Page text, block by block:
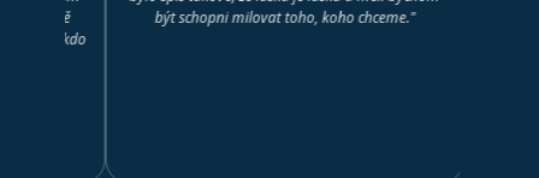
být schopni milovat toho, koho chceme."